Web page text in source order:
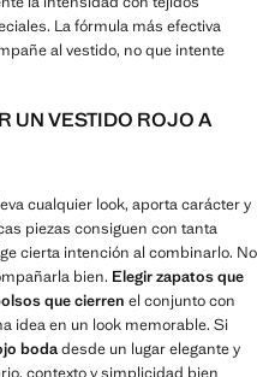
La fórmula más efectiva
al vestido, no que intente
UN VESTIDO ROJO A
cualquier look, aporta carácter y
piezas consiguen con tanta
cierta intención al combinarlo. No
bien. Elegir zapatos que
que cierren el conjunto con
idea en un look memorable. Si
bodadesde un lugar elegante y
contexto y simplicidad bien